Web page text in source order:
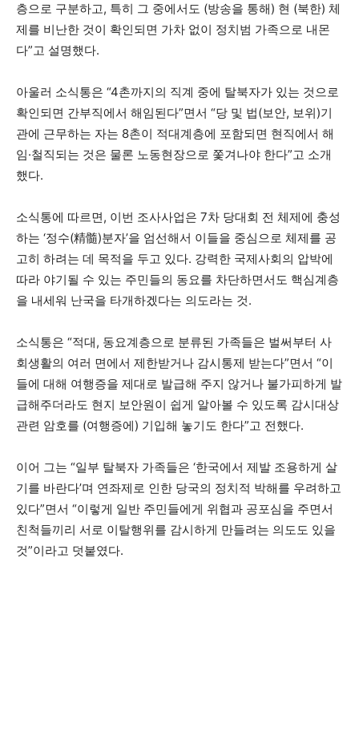
층으로 구분하고, 특히 그 중에서도 (방송을 통해) 현 (북한) 체
제를 비난한 것이 확인되면 가차 없이 정치범 가족으로 내몬
다”고 설명했다.
아울러 소식통은 “4촌까지의 직계 중에 탈북자가 있는 것으로
확인되면 간부직에서 해임된다”면서 “당 및 법(보안, 보위)기
관에 근무하는 자는 8촌이 적대계층에 포함되면 현직에서 해
임·철직되는 것은 물론 노동현장으로 쫓겨나야 한다”고 소개
했다.
소식통에 따르면, 이번 조사사업은 7차 당대회 전 체제에 충성
하는 ‘정수(精髓)분자’을 엄선해서 이들을 중심으로 체제를 공
고히 하려는 데 목적을 두고 있다. 강력한 국제사회의 압박에
따라 야기될 수 있는 주민들의 동요를 차단하면서도 핵심계층
을 내세워 난국을 타개하겠다는 의도라는 것.
소식통은 “적대, 동요계층으로 분류된 가족들은 벌써부터 사
회생활의 여러 면에서 제한받거나 감시통제 받는다”면서 “이
들에 대해 여행증을 제대로 발급해 주지 않거나 불가피하게 발
급해주더라도 현지 보안원이 쉽게 알아볼 수 있도록 감시대상
관련 암호를 (여행증에) 기입해 놓기도 한다”고 전했다.
이어 그는 “일부 탈북자 가족들은 ‘한국에서 제발 조용하게 살
기를 바란다’며 연좌제로 인한 당국의 정치적 박해를 우려하고
있다”면서 “이렇게 일반 주민들에게 위협과 공포심을 주면서
친척들끼리 서로 이탈행위를 감시하게 만들려는 의도도 있을
것”이라고 덧붙였다.